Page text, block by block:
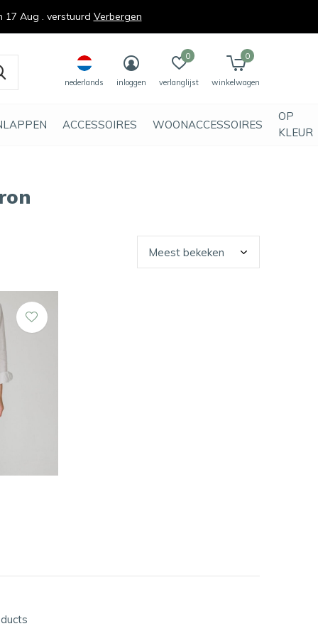
ACCESSOIRES WOONACCESSOIRES
OP
KLEUR
nederlands inloggen verlanglijst
0
winkelwagen
0
Aug . verstuurd Verbergen